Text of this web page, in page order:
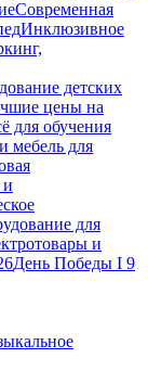
Современная
Инклюзивное
детских
цены на
для обучения
мебель для
для
и
День Победы I 9